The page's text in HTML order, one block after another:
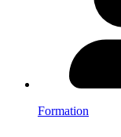
Formation